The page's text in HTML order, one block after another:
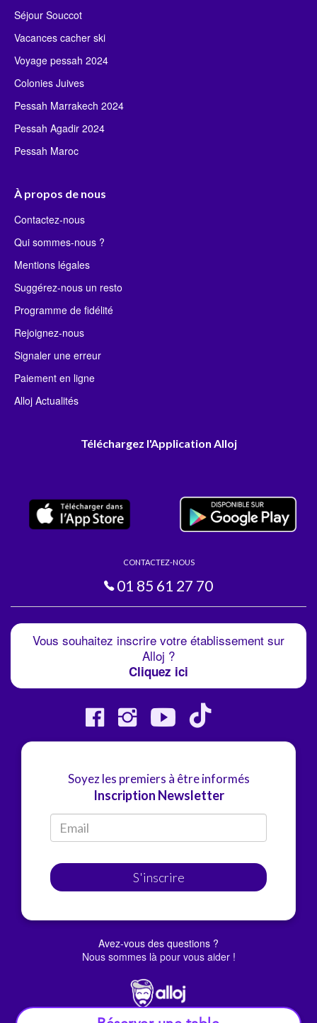
Séjour Souccot
Vacances cacher ski
Voyage pessah 2024
Colonies Juives
Pessah Marrakech 2024
Pessah Agadir 2024
Pessah Maroc
À propos de nous
Contactez-nous
Qui sommes-nous ?
Mentions légales
Suggérez-nous un resto
Programme de fidélité
Rejoignez-nous
Signaler une erreur
Paiement en ligne
Alloj Actualités
Téléchargez l'Application Alloj
CONTACTEZ-NOUS
01 85 61 27 70
Vous souhaitez inscrire votre établissement sur
Alloj ?
Cliquez ici
Soyez les premiers à être informés
Inscription Newsletter
S'inscrire
Avez-vous des questions ?
Nous sommes là pour vous aider !